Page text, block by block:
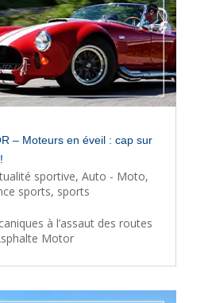
– Moteurs en éveil : cap sur
sportive, Auto - Moto,
sports, sports
à l’assaut des routes
Motor